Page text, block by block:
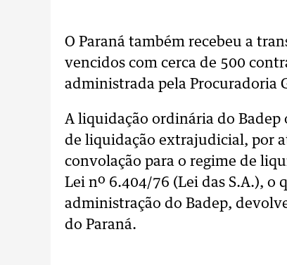
O Paraná também recebeu a
vencidos com cerca de 500
administrada pela Procuradoria
A liquidação ordinária do Badep
de liquidação extrajudicial, por
convolação para o regime de
Lei nº 6.404/76 (Lei das S.A.), o
administração do Badep,
do Paraná.